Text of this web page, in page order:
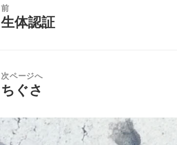
前
前
生体認証
次ページへ
次
投
稿:
ちぐさ